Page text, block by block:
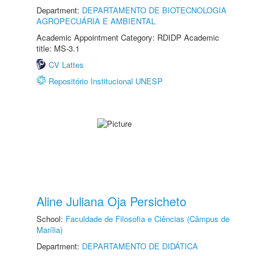
Department: DEPARTAMENTO DE BIOTECNOLOGIA
AGROPECUÁRIA E AMBIENTAL
Academic Appointment Category: RDIDP Academic
title: MS-3.1
CV Lattes
Repositório Institucional UNESP
Aline Juliana Oja Persicheto
School: Faculdade de Filosofia e Ciências (Câmpus de
Marília)
Department: DEPARTAMENTO DE DIDÁTICA